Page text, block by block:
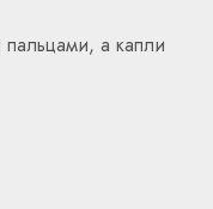
а капли